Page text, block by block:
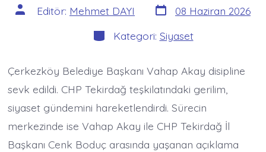
Yazının
yazarı
Editör: Mehmet DAYI Yazı
tarihi
08 Haziran 2026
Kategoriler
Kategori: Siyaset
Çerkezköy Belediye Başkanı Vahap Akay disipline
sevk edildi. CHP Tekirdağ teşkilatındaki gerilim,
siyaset gündemini hareketlendirdi. Sürecin
merkezinde ise Vahap Akay ile CHP Tekirdağ İl
Başkanı Cenk Boduç arasında yaşanan açıklama